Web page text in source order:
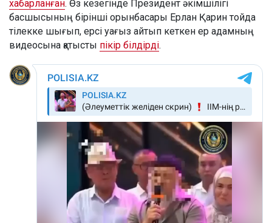
хабарланған. Өз кезегінде Президент әкімшілігі
басшысының бірінші орынбасары Ерлан Қарин тойда
тілекке шығып, ерсі уағыз айтып кеткен ер адамның
видеосына қатысты пікір білдірді.